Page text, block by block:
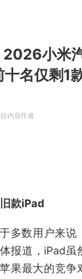
小米
名仅剩1
内容作者
款iPad
多数用户来
报道，iPad虽
果最大的竞争